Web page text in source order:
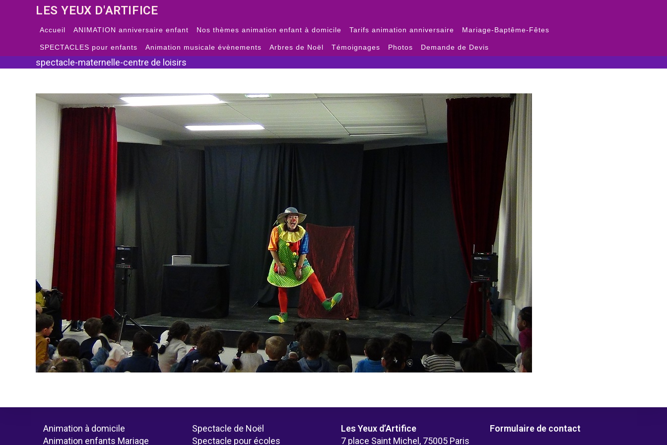
LES YEUX D'ARTIFICE
Accueil ANIMATION anniversaire enfant Nos thèmes animation enfant à domicile Tarifs animation anniversaire Mariage-Baptême-Fêtes
SPECTACLES pour enfants Animation musicale évènements Arbres de Noël Témoignages Photos Demande de Devis
spectacle-maternelle-centre de loisirs
Animation à domicile
Animation enfants Mariage
Spectacle de Noël
Spectacle pour écoles
Les Yeux d’Artifice
7 place Saint Michel, 75005 Paris
Formulaire de contact